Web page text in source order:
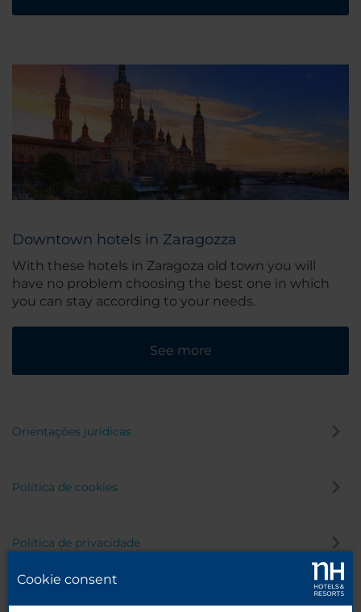
Downtown hotels in Zaragozza
With these hotels in Zaragoza old town you will
have no problem choosing the best one in which
you can stay according to your needs.
See more
Orientações jurídicas
Política de cookies
Política de privacidade
Cookie consent